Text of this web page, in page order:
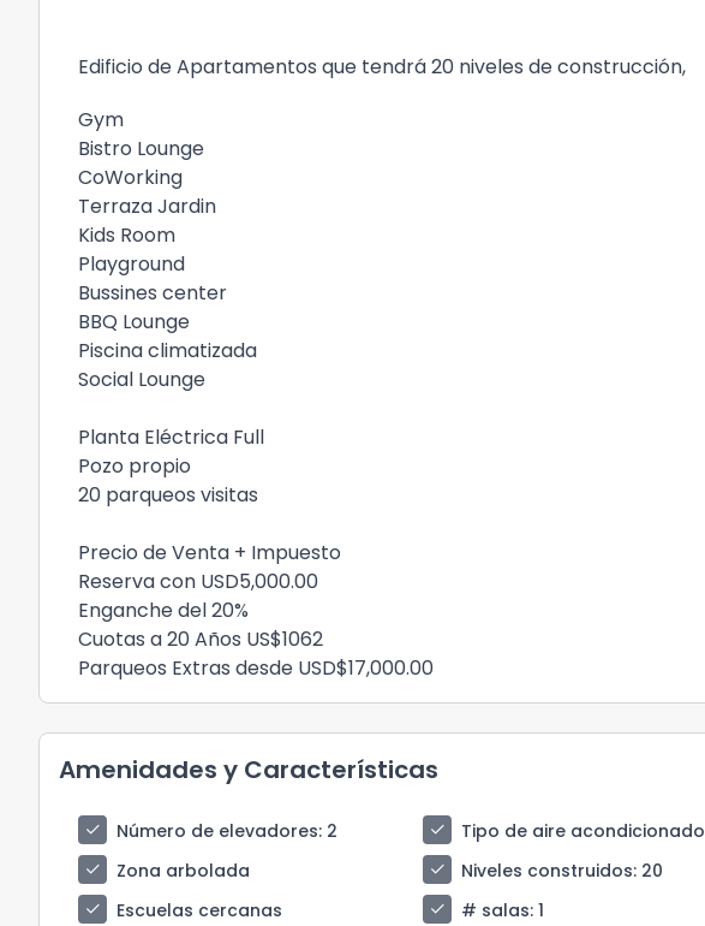
Edificio de Apartamentos que tendrá 20 niveles de construcción,
Gym
Bistro Lounge
CoWorking
Terraza Jardin
Kids Room
Playground
Bussines center
BBQ Lounge
Piscina climatizada
Social Lounge
Planta Eléctrica Full
Pozo propio
20 parqueos visitas
Precio de Venta + Impuesto
Reserva con USD5,000.00
Enganche del 20%
Cuotas a 20 Años US$1062
Parqueos Extras desde USD$17,000.00
Amenidades y Características
check Número de elevadores: 2 check Tipo de aire acondicionado
check
Zona arbolada check Niveles construidos: 20
check
Escuelas cercanas check # salas: 1